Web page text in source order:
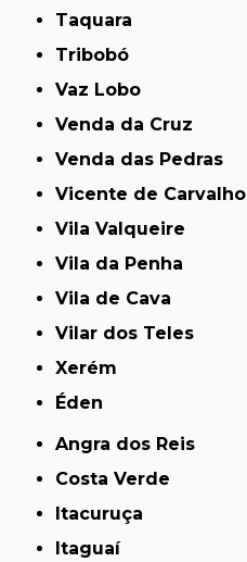
Taquara
Tribobó
Vaz Lobo
Venda da Cruz
Venda das Pedras
Vicente de Carvalho
Vila Valqueire
Vila da Penha
Vila de Cava
Vilar dos Teles
Xerém
Éden
Angra dos Reis
Costa Verde
Itacuruça
Itaguaí